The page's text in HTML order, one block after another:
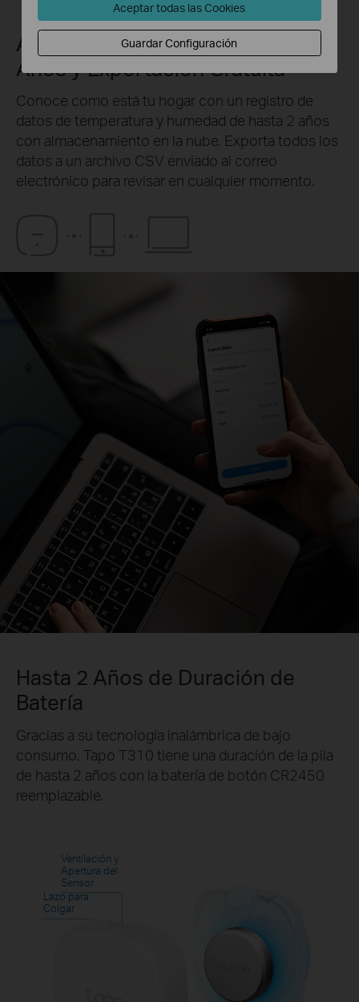
Almacenamiento de Datos de 2
Años y Exportación Gratuita
Conoce como está tu hogar con un registro de
datos de temperatura y humedad de hasta 2 años
con almacenamiento en la nube. Exporta todos los
datos a un archivo CSV enviado al correo
electrónico para revisar en cualquier momento.
Hasta 2 Años de Duración de
Batería
Gracias a su tecnología inalámbrica de bajo
consumo, Tapo T310 tiene una duración de la pila
de hasta 2 años con la batería de botón CR2450
reemplazable.
Ventilación y
Apertura del
Sensor
Lazo para
Colgar
Aceptar todas las Cookies
Guardar Configuración